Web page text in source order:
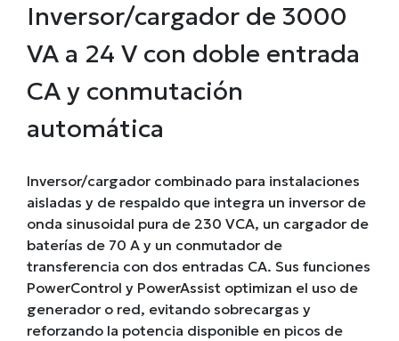
Inversor/cargador de 3000
VA a 24 V con doble entrada
CA y conmutación
automática
Inversor/cargador combinado para instalaciones
aisladas y de respaldo que integra un inversor de
onda sinusoidal pura de 230 VCA, un cargador de
baterías de 70 A y un conmutador de
transferencia con dos entradas CA. Sus funciones
PowerControl y PowerAssist optimizan el uso de
generador o red, evitando sobrecargas y
reforzando la potencia disponible en picos de